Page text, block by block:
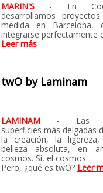
MARIN'S - En
desarrollamos
medida en Barcelona,
integrarse perfectamente
Leer más
twO by Laminam
LAMINAM - Las
superficies más delgadas
la creación, la
belleza absoluta, en
cosmos. Sí, el cosmos.
Pero, ¿qué es twO? Leer